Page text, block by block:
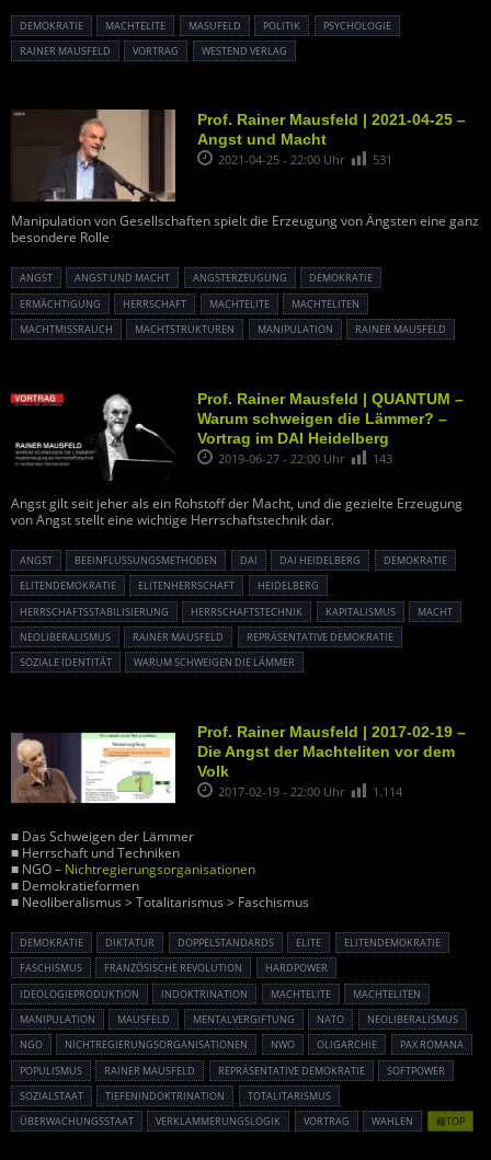
DEMOKRATIE MACHTELITE MASUFELD POLITIK
PSYCHOLOGIE
RAINER MAUSFELD
VORTRAG WESTEND VERLAG
Prof. Rainer Mausfeld | 2021-04-25 –
Angst und Macht
2021-04-25 - 22:00 Uhr 531
Manipulation von Gesellschaften spielt die Erzeugung von Ängsten eine ganz
besondere Rolle
ANGST ANGST UND MACHT ANGSTERZEUGUNG
DEMOKRATIE
ERMÄCHTIGUNG
HERRSCHAFT MACHTELITE
MACHTELITEN
MACHTMISSRAUCH
MACHTSTRUKTUREN MANIPULATION RAINER MAUSFELD
Prof. Rainer Mausfeld | QUANTUM –
Warum schweigen die Lämmer? –
Vortrag im DAI Heidelberg
2019-06-27 - 22:00 Uhr 143
Angst gilt seit jeher als ein Rohstoff der Macht, und die gezielte Erzeugung
von Angst stellt eine wichtige Herrschaftstechnik dar.
ANGST BEEINFLUSSUNGSMETHODEN DAI DAI HEIDELBERG
DEMOKRATIE
ELITENDEMOKRATIE
ELITENHERRSCHAFT
HEIDELBERG
HERRSCHAFTSSTABILISIERUNG
HERRSCHAFTSTECHNIK KAPITALISMUS
MACHT
NEOLIBERALISMUS
RAINER MAUSFELD
REPRÄSENTATIVE DEMOKRATIE
SOZIALE IDENTITÄT
WARUM SCHWEIGEN DIE LÄMMER
Prof. Rainer Mausfeld | 2017-02-19 –
Die Angst der Machteliten vor dem
Volk
2017-02-19 - 22:00 Uhr 1.114
■ Das Schweigen der Lämmer
■ Herrschaft und Techniken
■ NGO – Nichtregierungsorganisationen
■ Demokratieformen
■ Neoliberalismus > Totalitarismus > Faschismus
DEMOKRATIE DIKTATUR DOPPELSTANDARDS ELITE
ELITENDEMOKRATIE
FASCHISMUS
FRANZÖSISCHE REVOLUTION
HARDPOWER
IDEOLOGIEPRODUKTION
INDOKTRINATION MACHTELITE
MACHTELITEN
MANIPULATION
MAUSFELD MENTALVERGIFTUNG NATO
NEOLIBERALISMUS
NGO
NICHTREGIERUNGSORGANISATIONEN NWO OLIGARCHIE
PAX ROMANA
POPULISMUS
RAINER MAUSFELD REPRÄSENTATIVE DEMOKRATIE
SOFTPOWER
SOZIALSTAAT
TIEFENINDOKTRINATION
TOTALITARISMUS
ÜBERWACHUNGSSTAAT
VERKLAMMERUNGSLOGIK VORTRAG WAHLEN 種TOP